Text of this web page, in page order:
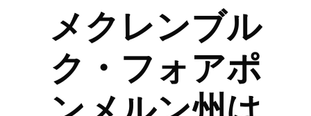
メクレンブル
ク・フォアポ